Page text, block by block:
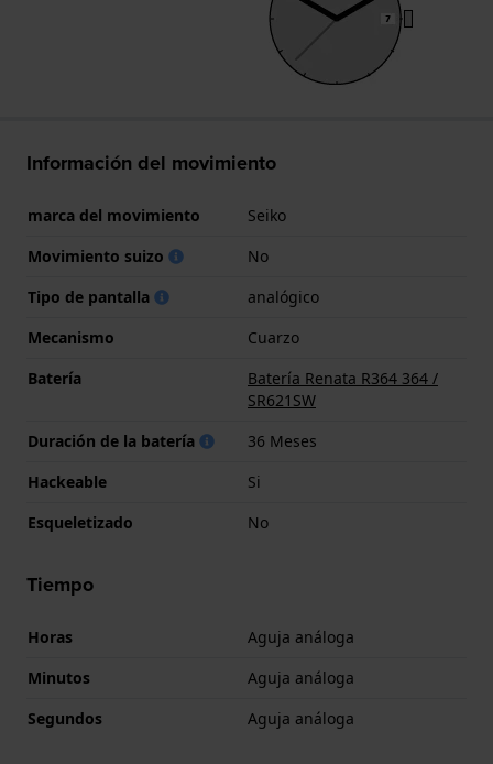
Información del movimiento
marca del movimiento
Seiko
Movimiento suizo
No
Tipo de pantalla
analógico
Mecanismo
Cuarzo
Batería
Batería Renata R364 364 /
SR621SW
Duración de la batería
36 Meses
Hackeable
Si
Esqueletizado
No
Tiempo
Horas
Aguja análoga
Minutos
Aguja análoga
Segundos
Aguja análoga